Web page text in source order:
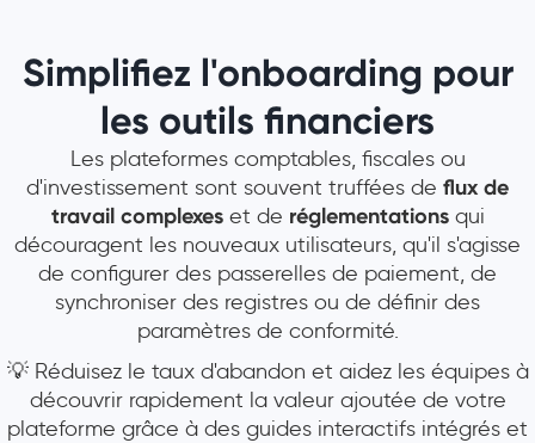
Simplifiez l'onboarding pour
les outils financiers
Les plateformes comptables, fiscales ou
d'investissement sont souvent truffées de flux de
travail complexeset de réglementationsqui
découragent les nouveaux utilisateurs, qu'il s'agisse
de configurer des passerelles de paiement, de
synchroniser des registres ou de définir des
paramètres de conformité.
💡 Réduisez le taux d'abandon et aidez les équipes à
découvrir rapidement la valeur ajoutée de votre
plateforme grâce à des guides interactifs intégrés et